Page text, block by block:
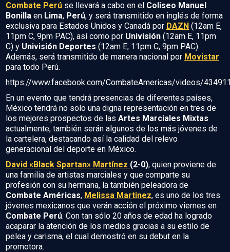
Combate Perú se llevará a cabo en el Coliseo Manuel
Bonilla en Lima, Perú, y será transmitido en inglés de forma
exclusiva para Estados Unidos y Canadá por DAZN (12am E,
11pm C, 9pm PAC), así como por Univisión (12am E, 11pm
C) y Univisión Deportes (12am E, 11pm C, 9pm PAC).
Además, será transmitido de manera nacional por Movistar
para todo Perú.
https://www.facebook.com/CombateAmericas/videos/
En un evento que tendrá presencias de diferentes países,
México tendrá no solo una digna representación en tres de
los mejores prospectos de las Artes Marciales Mixtas
actualmente, también serán algunos de los más jóvenes de
la cartelera, destacando así la calidad del relevo
generacional del deporte en México.
David «Black Spartan» Martínez (2-0), quien proviene de
una familia de artistas marciales y que comparte su
profesión con su hermana, la también peleadora de
Combate Américas, Melissa Martinez, es uno de los tres
jóvenes mexicanos que verán acción el próximo viernes en
Combate Perú. Con tan sólo 20 años de edad ha logrado
acaparar la atención de los medios gracias a su estilo de
pelea y carisma, el cual demostró en su debut en la
promotora.